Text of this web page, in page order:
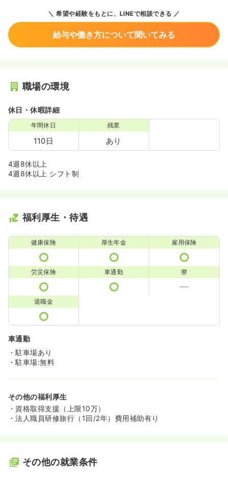
希望や経験をもとに、LINEで相談できる
給与や働き方について聞いてみる
職場の環境
休日・休暇詳細
年間休日
110日
残業
あり
4週8休以上
4週8休以上 シフト制
福利厚生・待遇
健康保険 厚生年金 雇用保険
労災保険 車通勤 寮
退職金
車通勤
・駐車場あり
・駐車場:無料
その他の福利厚生
・資格取得支援（上限10万）
・法人職員研修旅行（1回/2年）費用補助有り
その他の就業条件